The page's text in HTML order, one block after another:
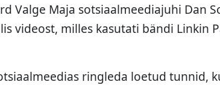
Valge Maja sotsiaalmeediajuhi Dan
videost, milles kasutati bändi Linkin
ringleda loetud tunnid,